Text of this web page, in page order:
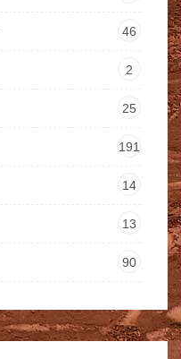
46
2
25
191
14
13
90